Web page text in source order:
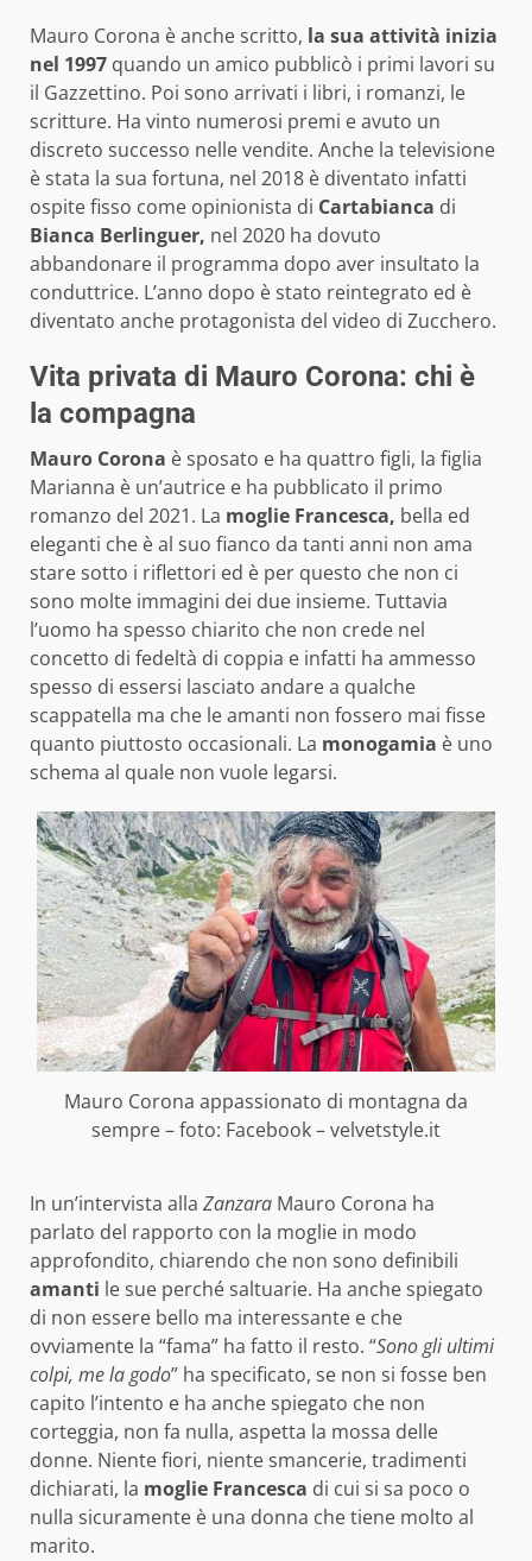
Mauro Corona è anche scritto, la sua attività inizia
nel 1997 quando un amico pubblicò i primi lavori su
il Gazzettino. Poi sono arrivati i libri, i romanzi, le
scritture. Ha vinto numerosi premi e avuto un
discreto successo nelle vendite. Anche la televisione
è stata la sua fortuna, nel 2018 è diventato infatti
ospite fisso come opinionista di Cartabianca di
Bianca Berlinguer, nel 2020 ha dovuto
abbandonare il programma dopo aver insultato la
conduttrice. L’anno dopo è stato reintegrato ed è
diventato anche protagonista del video di Zucchero.
Vita privata di Mauro Corona: chi è
la compagna
Mauro Corona è sposato e ha quattro figli, la figlia
Marianna è un’autrice e ha pubblicato il primo
romanzo del 2021. La moglie Francesca, bella ed
eleganti che è al suo fianco da tanti anni non ama
stare sotto i riflettori ed è per questo che non ci
sono molte immagini dei due insieme. Tuttavia
l’uomo ha spesso chiarito che non crede nel
concetto di fedeltà di coppia e infatti ha ammesso
spesso di essersi lasciato andare a qualche
scappatella ma che le amanti non fossero mai fisse
quanto piuttosto occasionali. La monogamia è uno
schema al quale non vuole legarsi.
Mauro Corona appassionato di montagna da
sempre – foto: Facebook – velvetstyle.it
In un’intervista alla Zanzara Mauro Corona ha
parlato del rapporto con la moglie in modo
approfondito, chiarendo che non sono definibili
amanti le sue perché saltuarie. Ha anche spiegato
di non essere bello ma interessante e che
ovviamente la “fama” ha fatto il resto. “Sono gli ultimi
colpi, me la godo” ha specificato, se non si fosse ben
capito l’intento e ha anche spiegato che non
corteggia, non fa nulla, aspetta la mossa delle
donne. Niente fiori, niente smancerie, tradimenti
dichiarati, la moglie Francesca di cui si sa poco o
nulla sicuramente è una donna che tiene molto al
marito.